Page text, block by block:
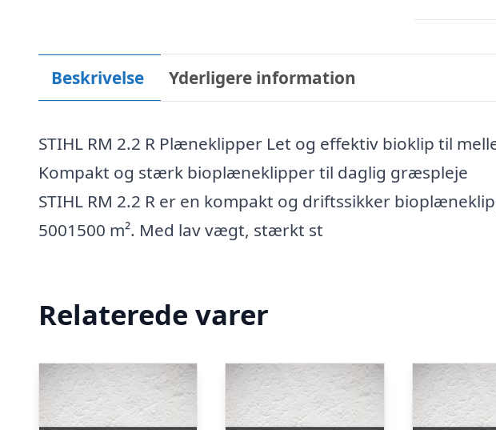
Beskrivelse Yderligere information
STIHL RM 2.2 R Plæneklipper Let og effektiv bioklip til
Kompakt og stærk bioplæneklipper til daglig græspleje
STIHL RM 2.2 R er en kompakt og driftssikker
5001500 m². Med lav vægt, stærkt st
Relaterede varer